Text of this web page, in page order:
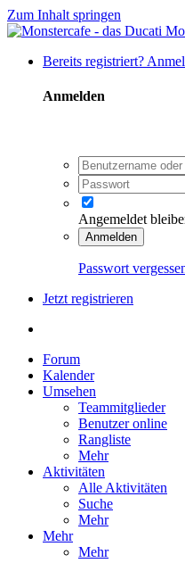
Zum Inhalt springen
Bereits registriert?
Anmelden
Angemeldet
Anmelden
Passwort
Jetzt registrieren
Forum
Kalender
Umsehen
Teammitglieder
Benutzer online
Rangliste
Mehr
Aktivitäten
Alle Aktivitäten
Suche
Mehr
Mehr
Mehr